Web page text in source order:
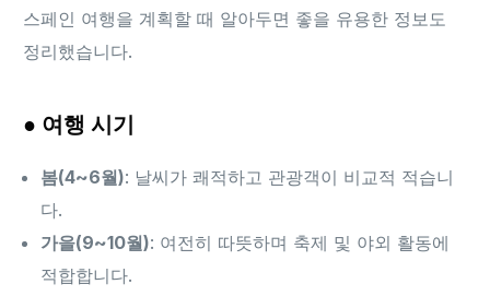
스페인 여행을 계획할 때 알아두면 좋을 유용한 정보도
정리했습니다.
● 여행 시기
봄(4~6월): 날씨가 쾌적하고 관광객이 비교적 적습니
다.
가을(9~10월): 여전히 따뜻하며 축제 및 야외 활동에
적합합니다.